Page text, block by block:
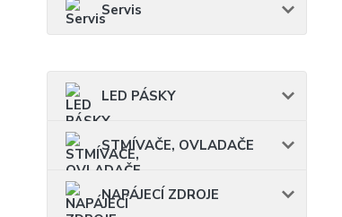
Servis
LED PÁSKY
STMÍVAČE, OVLADAČE
NAPÁJECÍ ZDROJE